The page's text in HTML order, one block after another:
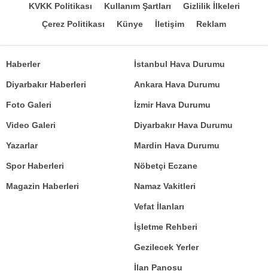
KVKK Politikası Kullanım Şartları
Gizlilik İlkeleri
Çerez Politikası
Künye İletişim Reklam
Haberler
Diyarbakır Haberleri
Foto Galeri
Video Galeri
Yazarlar
İstanbul Hava Durumu
Ankara Hava Durumu
İzmir Hava Durumu
Diyarbakır Hava Durumu
Mardin Hava Durumu
Spor Haberleri
Magazin Haberleri
Nöbetçi Eczane
Namaz Vakitleri
Vefat İlanları
İşletme Rehberi
Gezilecek Yerler
İlan Panosu